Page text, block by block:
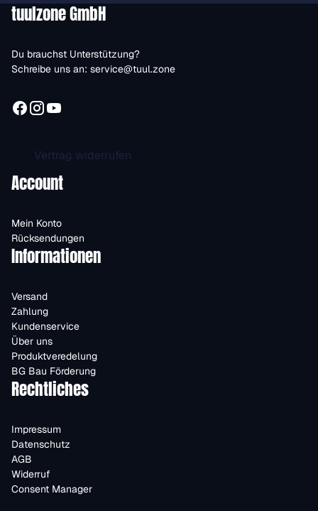
tuulzone GmbH
Du brauchst Unterstützung?
Schreibe uns an: service@tuul.zone
Vertrag widerrufen
Account
Mein Konto
Rücksendungen
Informationen
Versand
Zahlung
Kundenservice
Über uns
Produktveredelung
BG Bau Förderung
Rechtliches
Impressum
Datenschutz
AGB
Widerruf
Consent Manager